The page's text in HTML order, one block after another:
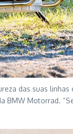
das suas
Motorrad.